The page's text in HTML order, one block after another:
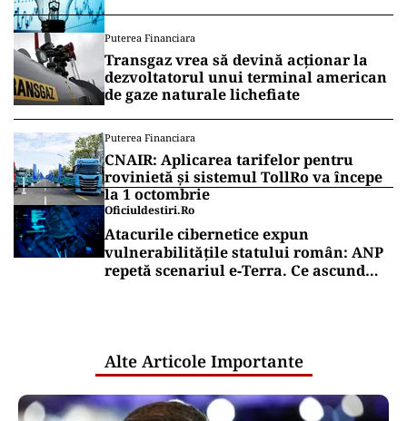
Puterea Financiara
Transgaz vrea să devină acționar la
dezvoltatorul unui terminal american
de gaze naturale lichefiate
Puterea Financiara
CNAIR: Aplicarea tarifelor pentru
rovinietă și sistemul TollRo va începe
la 1 octombrie
Oficiuldestiri.ro
Atacurile cibernetice expun
vulnerabilitățile statului român: ANP
repetă scenariul e‑Terra. Ce ascund
Alte Articole Importante